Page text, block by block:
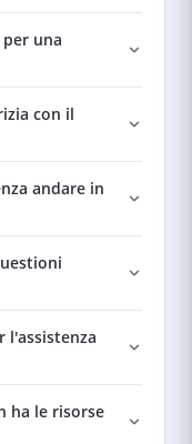
una
con il
andare in
l'assistenza
ha le risorse